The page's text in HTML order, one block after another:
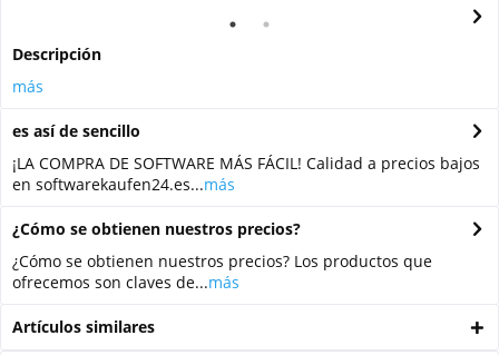
Descripción
más
es así de sencillo
¡LA COMPRA DE SOFTWARE MÁS FÁCIL! Calidad a precios bajos
en softwarekaufen24.es...más
¿Cómo se obtienen nuestros precios?
¿Cómo se obtienen nuestros precios? Los productos que
ofrecemos son claves de...más
Artículos similares